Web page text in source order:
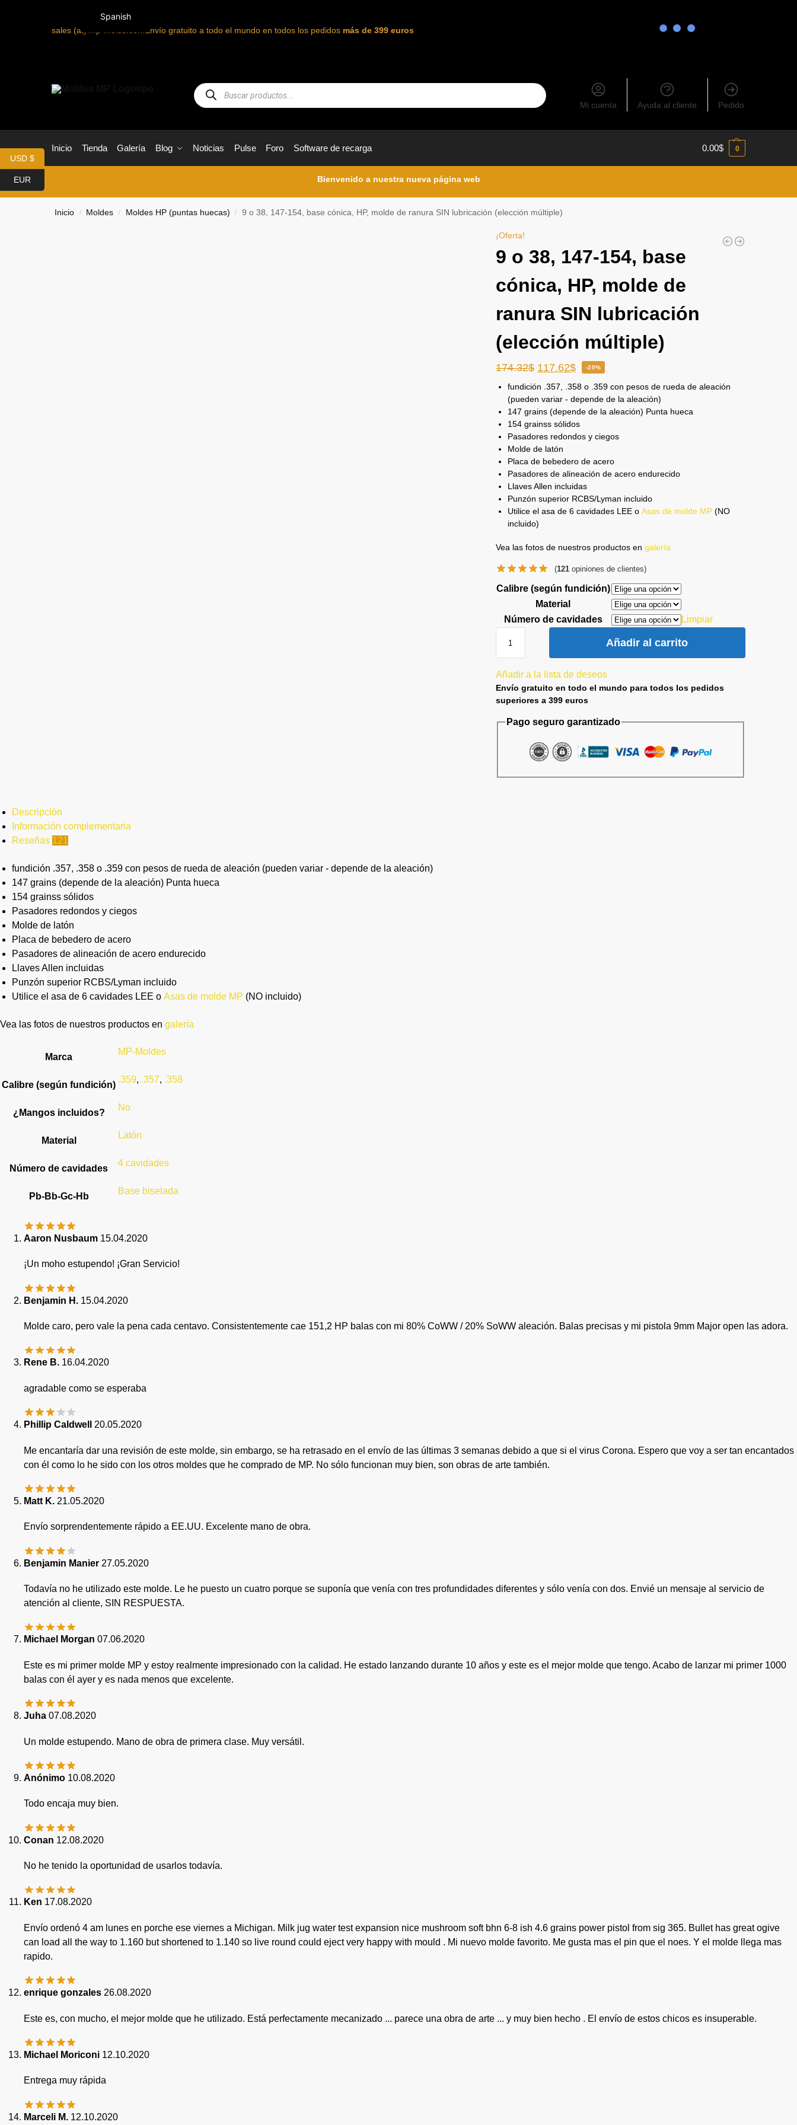
sales (at) mp-molds.com Envío gratuito a todo el mundo en todos los pedidos más de 399 euros
Mi cuenta Ayuda al cliente Pedido
Inicio Tienda Galería Blog Noticias Pulse Foro Software de recarga 0.00$ 0
Bienvenido a nuestra nueva página web
Inicio / Moldes / Moldes HP (puntas huecas) / 9 o 38, 147-154, base cónica, HP, molde de ranura SIN lubricación (elección múltiple)
¡Oferta!
9 o 38, 147-154, base
cónica, HP, molde de
ranura SIN lubricación
(elección múltiple)
174.32$ 117.62$ -20%
fundición .357, .358 o .359 con pesos de rueda de aleación
(pueden variar - depende de la aleación)
147 grains (depende de la aleación) Punta hueca
154 grainss sólidos
Pasadores redondos y ciegos
Molde de latón
Placa de bebedero de acero
Pasadores de alineación de acero endurecido
Llaves Allen incluidas
Punzón superior RCBS/Lyman incluido
Utilice el asa de 6 cavidades LEE o Asas de molde MP(NO
incluido)
Vea las fotos de nuestros productos en galería
(121 opiniones de clientes)
Calibre (según fundición)
Material
Número de cavidades
Limpiar
Añadir al carrito
Añadir a la lista de deseos
Envío gratuito en todo el mundo para todos los pedidos
superiores a 399 euros
Pago seguro garantizado
Descripción
Información complementaria
Reseñas 121
fundición .357, .358 o .359 con pesos de rueda de aleación (pueden variar - depende de la aleación)
147 grains (depende de la aleación) Punta hueca
154 grainss sólidos
Pasadores redondos y ciegos
Molde de latón
Placa de bebedero de acero
Pasadores de alineación de acero endurecido
Llaves Allen incluidas
Punzón superior RCBS/Lyman incluido
Utilice el asa de 6 cavidades LEE o Asas de molde MP (NO incluido)
Vea las fotos de nuestros productos en galería
Marca
MP-Moldes
Calibre (según fundición)
.359, .357, .358
¿Mangos incluidos?
No
Material
Latón
Número de cavidades
4 cavidades
Pb-Bb-Gc-Hb
Base biselada
Aaron Nusbaum 15.04.2020
¡Un moho estupendo! ¡Gran Servicio!
Benjamin H. 15.04.2020
Molde caro, pero vale la pena cada centavo. Consistentemente cae 151,2 HP balas con mi 80% CoWW / 20% SoWW aleación. Balas precisas y mi pistola 9mm Major open las adora.
Rene B. 16.04.2020
agradable como se esperaba
Phillip Caldwell 20.05.2020
Me encantaría dar una revisión de este molde, sin embargo, se ha retrasado en el envío de las últimas 3 semanas debido a que si el virus Corona. Espero que voy a ser tan encantados
con él como lo he sido con los otros moldes que he comprado de MP. No sólo funcionan muy bien, son obras de arte también.
Matt K. 21.05.2020
Envío sorprendentemente rápido a EE.UU. Excelente mano de obra.
Benjamin Manier 27.05.2020
Todavía no he utilizado este molde. Le he puesto un cuatro porque se suponía que venía con tres profundidades diferentes y sólo venía con dos. Envié un mensaje al servicio de
atención al cliente, SIN RESPUESTA.
Michael Morgan 07.06.2020
Este es mi primer molde MP y estoy realmente impresionado con la calidad. He estado lanzando durante 10 años y este es el mejor molde que tengo. Acabo de lanzar mi primer 1000
balas con él ayer y es nada menos que excelente.
Juha 07.08.2020
Un molde estupendo. Mano de obra de primera clase. Muy versátil.
Anónimo 10.08.2020
Todo encaja muy bien.
Conan 12.08.2020
No he tenido la oportunidad de usarlos todavía.
Ken 17.08.2020
Envío ordenó 4 am lunes en porche ese viernes a Michigan. Milk jug water test expansion nice mushroom soft bhn 6-8 ish 4.6 grains power pistol from sig 365. Bullet has great ogive
can load all the way to 1.160 but shortened to 1.140 so live round could eject very happy with mould . Mi nuevo molde favorito. Me gusta mas el pin que el noes. Y el molde llega mas
rapido.
enrique gonzales 26.08.2020
Este es, con mucho, el mejor molde que he utilizado. Está perfectamente mecanizado ... parece una obra de arte ... y muy bien hecho . El envío de estos chicos es insuperable.
Michael Moriconi 12.10.2020
Entrega muy rápida
Marceli M. 12.10.2020
USD $
EUR
Spanish